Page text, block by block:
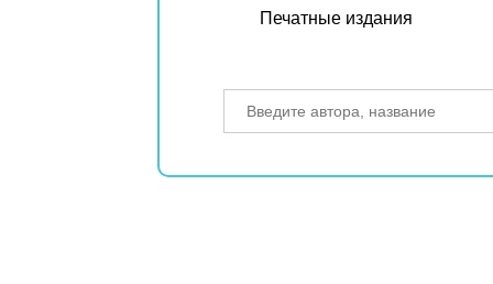
Печатные издания